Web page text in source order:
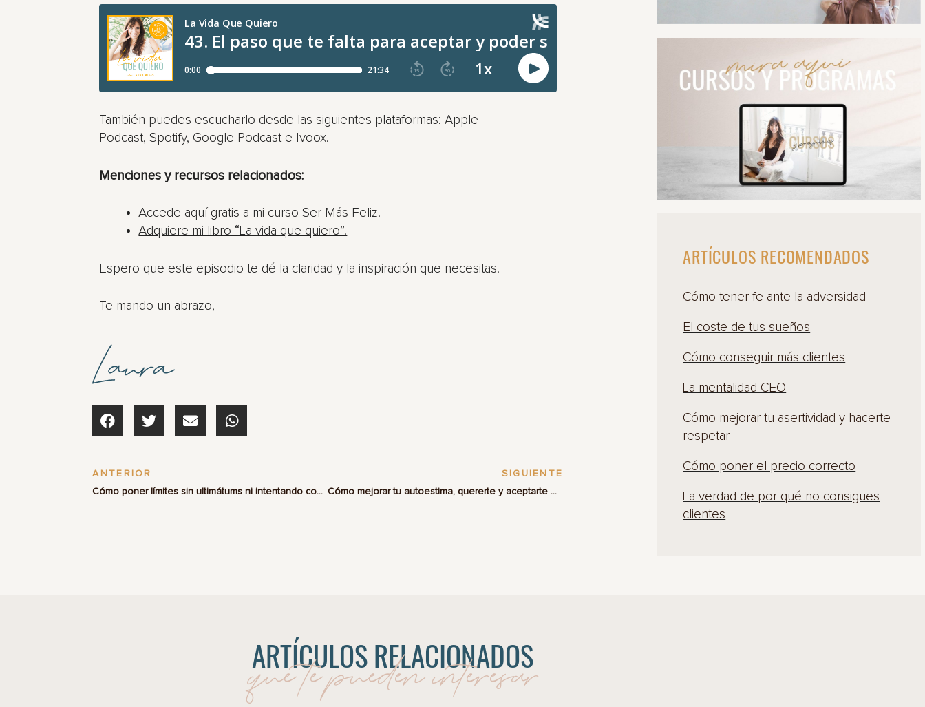
También puedes escucharlo desde las siguientes plataformas:Apple
Podcast,Spotify, Google Podcaste Ivoox.
Menciones y recursos relacionados:
Accede aquí gratis a mi curso Ser Más Feliz.
Adquiere mi libro “La vida que quiero”.
Espero que este episodio te dé la claridad y la inspiración que necesitas.
Te mando un abrazo,
ANTERIOR
Cómo poner límites sin ultimátums ni intentando controlar a los demás
SIGUIENTE
Cómo mejorar tu autoestima, quererte y aceptarte más
ARTÍCULOS RECOMENDADOS
Cómo tener fe ante la adversidad
El coste de tus sueños
Cómo conseguir más clientes
La mentalidad CEO
Cómo mejorar tu asertividad y hacerte
respetar
Cómo poner el precio correcto
La verdad de por qué no consigues
clientes
ARTÍCULOS RELACIONADOS
que te pueden interesar